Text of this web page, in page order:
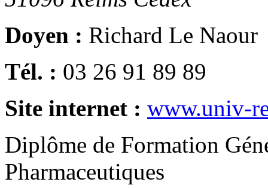
Doyen : Richard Le Naour
Tél. : 03 26 91 89 89
Site internet : www.univ-
Diplôme de Formation
Pharmaceutiques